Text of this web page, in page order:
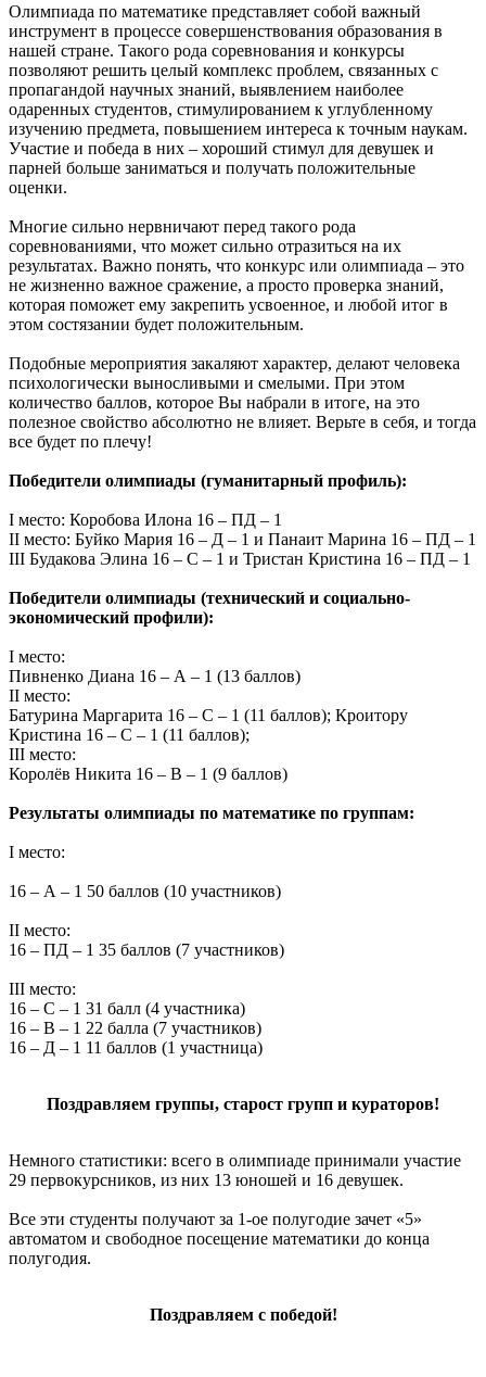
Олимпиада по математике представляет собой важный
инструмент в процессе совершенствования образования в
нашей стране. Такого рода соревнования и конкурсы
позволяют решить целый комплекс проблем, связанных с
пропагандой научных знаний, выявлением наиболее
одаренных студентов, стимулированием к углубленному
изучению предмета, повышением интереса к точным наукам.
Участие и победа в них – хороший стимул для девушек и
парней больше заниматься и получать положительные
оценки.
Многие сильно нервничают перед такого рода
соревнованиями, что может сильно отразиться на их
результатах. Важно понять, что конкурс или олимпиада – это
не жизненно важное сражение, а просто проверка знаний,
которая поможет ему закрепить усвоенное, и любой итог в
этом состязании будет положительным.
Подобные мероприятия закаляют характер, делают человека
психологически выносливыми и смелыми. При этом
количество баллов, которое Вы набрали в итоге, на это
полезное свойство абсолютно не влияет. Верьте в себя, и тогда
все будет по плечу!
Победители олимпиады (гуманитарный профиль):
I место: Коробова Илона 16 – ПД – 1
II место: Буйко Мария 16 – Д – 1 и Панаит Марина 16 – ПД – 1
III Будакова Элина 16 – С – 1 и Тристан Кристина 16 – ПД – 1
Победители олимпиады (технический и социально-
экономический профили):
I место:
Пивненко Диана 16 – А – 1 (13 баллов)
II место:
Батурина Маргарита 16 – С – 1 (11 баллов); Кроитору
Кристина 16 – С – 1 (11 баллов);
III место:
Королёв Никита 16 – В – 1 (9 баллов)
Результаты олимпиады по математике по группам:
I место:
16 – А – 1 50 баллов (10 участников)
II место:
16 – ПД – 1 35 баллов (7 участников)
III место:
16 – С – 1 31 балл (4 участника)
16 – В – 1 22 балла (7 участников)
16 – Д – 1 11 баллов (1 участница)
Поздравляем группы, старост групп и кураторов!
Немного статистики: всего в олимпиаде принимали участие
29 первокурсников, из них 13 юношей и 16 девушек.
Все эти студенты получают за 1-ое полугодие зачет «5»
автоматом и свободное посещение математики до конца
полугодия.
Поздравляем с победой!